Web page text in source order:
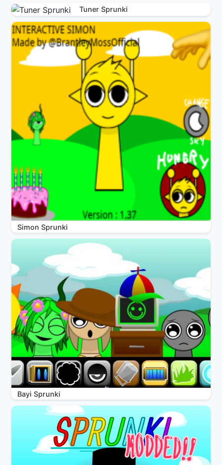
Tuner Sprunki
Simon Sprunki
Bayi Sprunki